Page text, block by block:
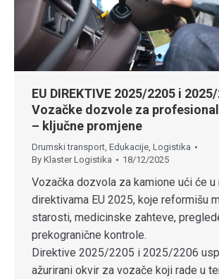
EU DIREKTIVE 2025/2205 i
Vozačke dozvole za
– ključne promjene
Drumski transport, Edukacije, Logistika
By Klaster Logistika 18/12/2025
Vozačka dozvola za kamione ući će
direktivama EU 2025, koje reformišu
starosti, medicinske zahteve,
prekogranične kontrole.
Direktive 2025/2205 i 2025/2206
ažurirani okvir za vozače koji rade u